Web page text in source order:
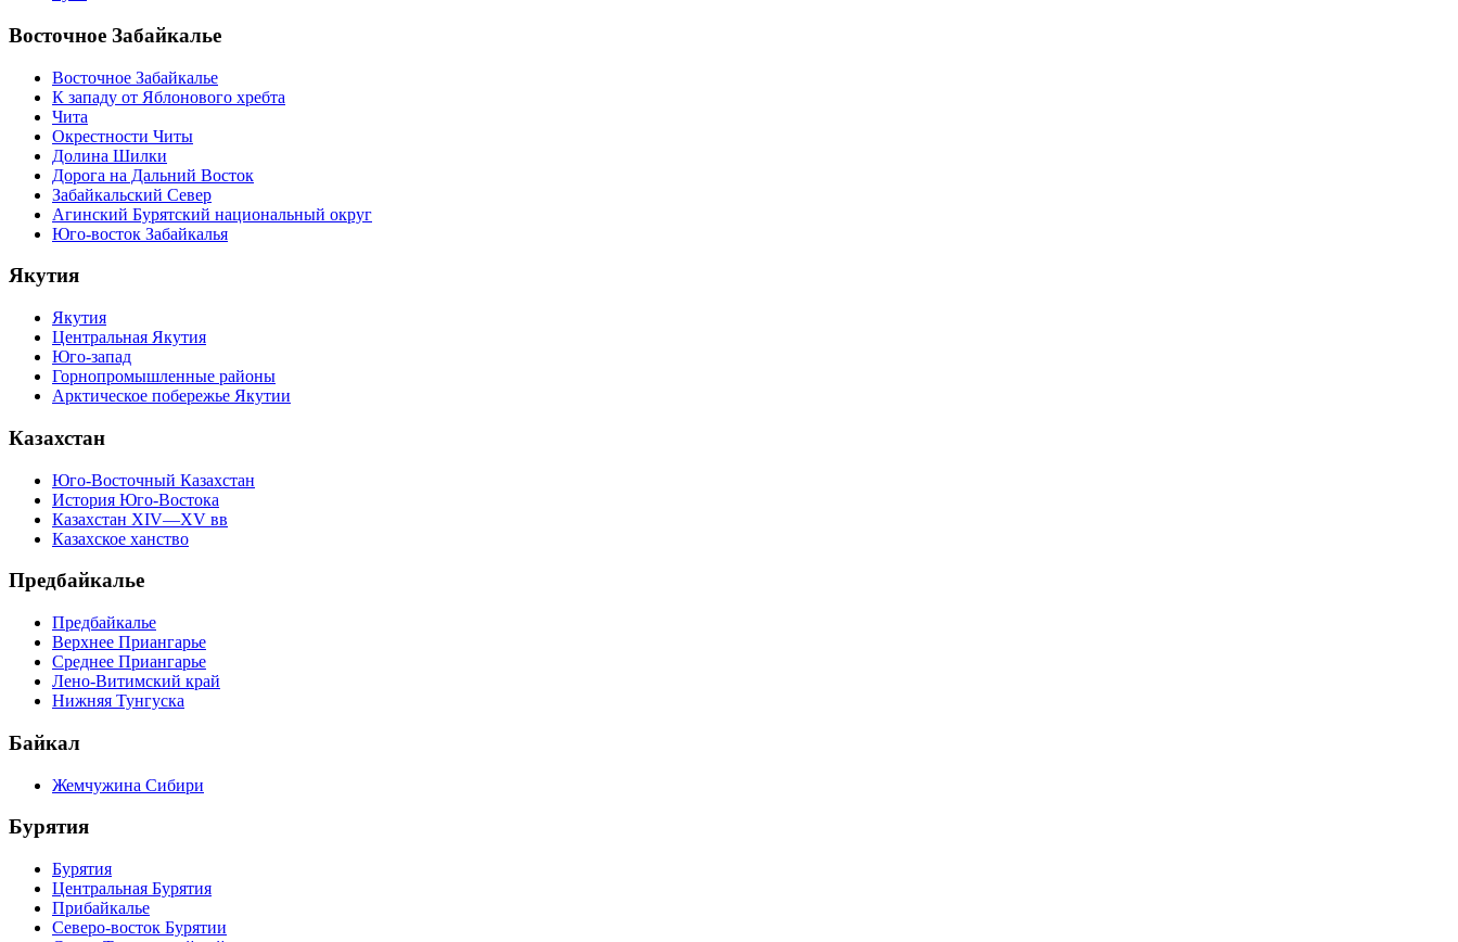
Восточное Забайкалье
Восточное Забайкалье
К западу от Яблонового хребта
Чита
Окрестности Читы
Долина Шилки
Дорога на Дальний Восток
Забайкальский Север
Агинский Бурятский национальный округ
Юго-восток Забайкалья
Якутия
Якутия
Центральная Якутия
Юго-запад
Горнопромышленные районы
Арктическое побережье Якутии
Казахстан
Юго-Восточный Казахстан
История Юго-Востока
Казахстан XIV—XV вв
Казахское ханство
Предбайкалье
Предбайкалье
Верхнее Приангарье
Среднее Приангарье
Лено-Витимский край
Нижняя Тунгуска
Байкал
Жемчужина Сибири
Бурятия
Бурятия
Центральная Бурятия
Прибайкалье
Северо-восток Бурятии